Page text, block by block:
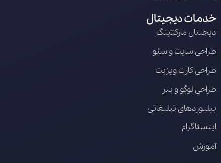
خدمات دیجیتال
دیجیتال مارکتینگ
طراحی سایت و سئو
طراحی کارت ویزیت
طراحی لوگو و بنر
بیلبوردهای تبلیغاتی
اینستاگرام
آموزش